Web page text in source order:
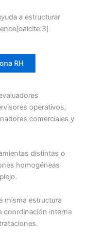
a estructurar
RH
operativos,
comerciales y
distintas o
homogéneas
misma estructura
coordinación interna